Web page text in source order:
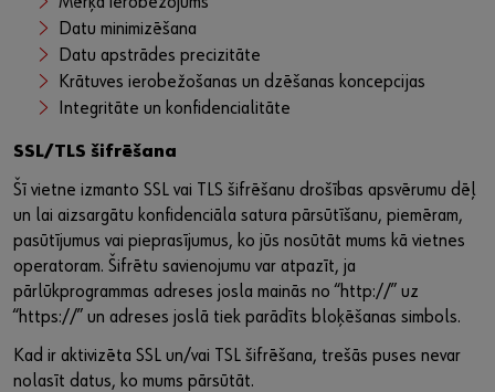
Datu minimizēšana
Datu apstrādes precizitāte
Krātuves ierobežošanas un dzēšanas koncepcijas
Integritāte un konfidencialitāte
SSL/TLS šifrēšana
Šī vietne izmanto SSL vai TLS šifrēšanu drošības apsvērumu dēļ
un lai aizsargātu konfidenciāla satura pārsūtīšanu, piemēram,
pasūtījumus vai pieprasījumus, ko jūs nosūtāt mums kā vietnes
operatoram. Šifrētu savienojumu var atpazīt, ja
pārlūkprogrammas adreses josla mainās no “http://” uz
“https://” un adreses joslā tiek parādīts bloķēšanas simbols.
Kad ir aktivizēta SSL un/vai TSL šifrēšana, trešās puses nevar
nolasīt datus, ko mums pārsūtāt.